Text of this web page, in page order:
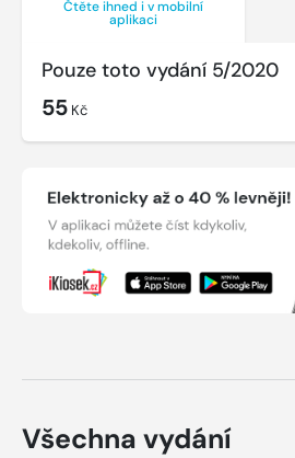
Čtěte ihned i v mobilní
aplikaci
Pouze toto vydání 5/2020
55 Kč
Všechna vydání